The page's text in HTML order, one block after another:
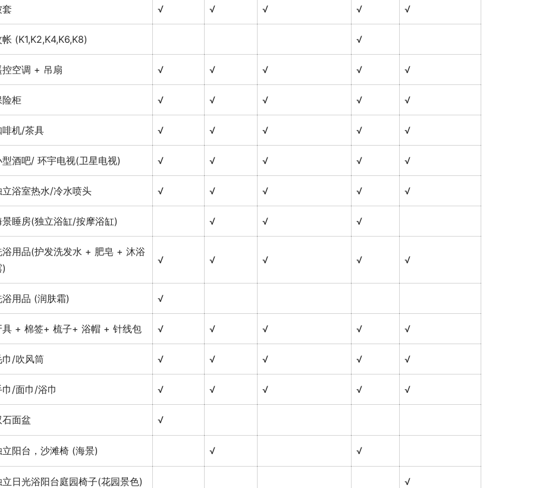
套 √ √ √ √ √
帐 (K1,K2,K4,K6,K8) √
控空调 + 吊扇 √ √ √ √ √
险柜 √ √ √ √ √
啡机/茶具 √ √ √ √ √
型酒吧/ 环宇电视(卫星电视) √ √ √ √ √
立浴室热水/冷水喷头 √ √ √ √ √
景睡房(独立浴缸/按摩浴缸) √ √ √
浴用品(护发洗发水 + 肥皂 + 沐浴
√ √ √ √ √
浴用品 (润肤霜) √
具 + 棉签+ 梳子+ 浴帽 + 针线包 √ √ √ √ √
巾/吹风筒 √ √ √ √ √
巾/面巾/浴巾 √ √ √ √ √
石面盆 √
立阳台，沙滩椅 (海景) √ √
立日光浴阳台庭园椅子(花园景色) √